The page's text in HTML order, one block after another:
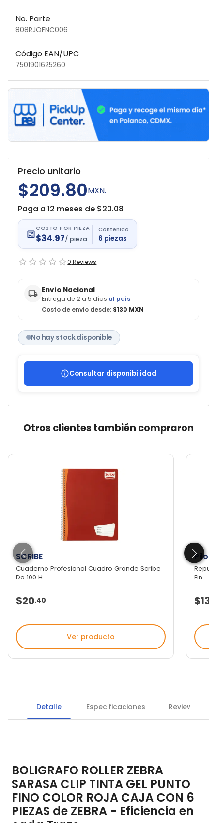
No. Parte
808RJOFNC006
Código EAN/UPC
7501901625260
Precio unitario
$209.80MXN.
Paga a 12 meses de $20.08
COSTO POR PIEZA
$34.97/ pieza
Contenido
6 piezas
0 Reviews
Envío Nacional
Entrega de 2 a 5 días al país
Costo de envío desde: $130 MXN
No hay stock disponible
Consultar disponibilidad
Otros clientes también compraron
SCRIBE
Cuaderno Profesional Cuadro Grande Scribe
De 100 H...
$20.40
Ver producto
Pilot
Fin...
$131
Detalle Especificaciones Reviews
BOLIGRAFO ROLLER ZEBRA
SARASA CLIP TINTA GEL PUNTO
FINO COLOR ROJA CAJA CON 6
PIEZAS de ZEBRA - Eficiencia en